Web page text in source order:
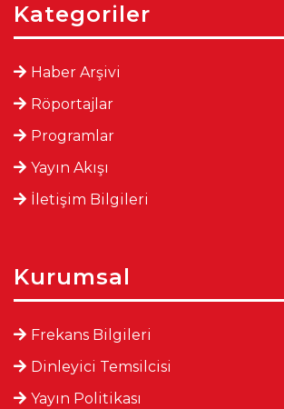
Kategoriler
Haber Arşivi
Röportajlar
Programlar
Yayın Akışı
İletişim Bilgileri
Kurumsal
Frekans Bilgileri
Dinleyici Temsilcisi
Yayın Politikası